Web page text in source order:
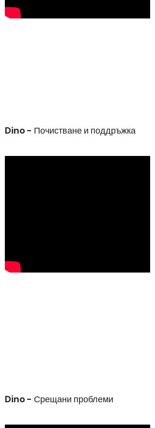
Dino - Почистване и поддръжка
Dino - Срещани проблеми